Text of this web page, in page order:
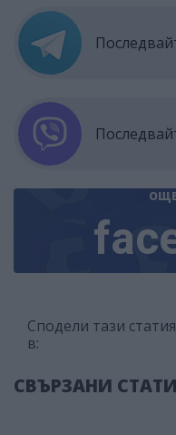
Сподели тази статия
в:
СВЪРЗАНИ